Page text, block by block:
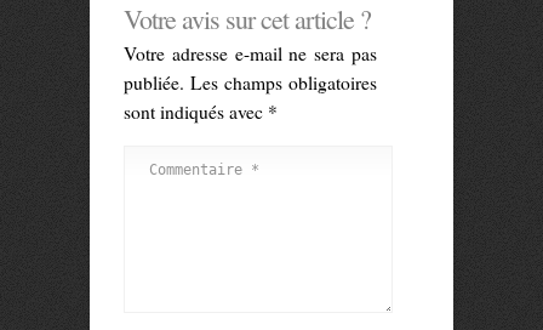
Votre avis sur cet article ?
Votre adresse e-mail ne sera pas
publiée. Les champs obligatoires
sont indiqués avec *